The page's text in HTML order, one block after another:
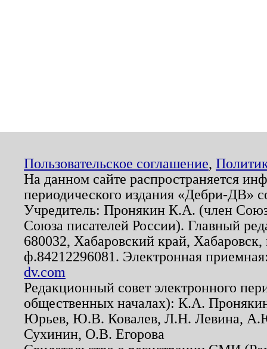
Пользовательское соглашение,
На данном сайте распространяется
периодического издания «Дебри-ДВ»
Учредитель: Пронякин К.А. (член
Союза писателей России). Главный
680032, Хабаровский край,
ф.84212296081. Электронная
dv.com
Редакционный совет электронного
общественных началах): К.А.
Юрьев, Ю.В. Ковалев, Л.Н. Левина,
Сухинин, О.В. Егорова